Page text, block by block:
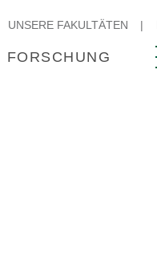
UNSERE FAKULTÄTEN
FORSCHUNG